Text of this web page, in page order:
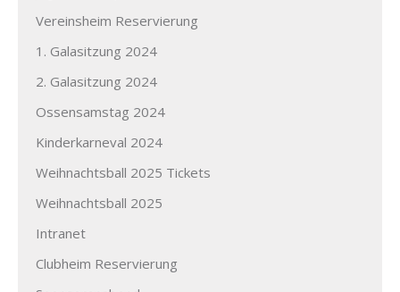
Vereinsheim Reservierung
1. Galasitzung 2024
2. Galasitzung 2024
Ossensamstag 2024
Kinderkarneval 2024
Weihnachtsball 2025 Tickets
Weihnachtsball 2025
Intranet
Clubheim Reservierung